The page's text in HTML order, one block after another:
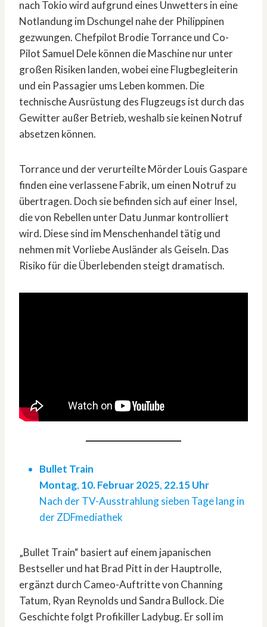
nach Tokio wird aufgrund eines Unwetters in eine
Notlandung im Dschungel nahe der Philippinen
gezwungen. Chefpilot Brodie Torrance und Co-
Pilot Samuel Dele können die Maschine nur unter
großen Risiken landen, wobei eine Flugbegleiterin
und ein Passagier ums Leben kommen. Die
technische Ausrüstung des Flugzeugs ist durch das
Gewitter außer Betrieb, weshalb sie keinen Notruf
absetzen können.
Torrance und der verurteilte Mörder Louis Gaspare
finden eine verlassene Fabrik, um einen Notruf zu
übertragen. Doch sie befinden sich auf einer Insel,
die von Rebellen unter Datu Junmar kontrolliert
wird. Diese sind im Menschenhandel tätig und
nehmen mit Vorliebe Ausländer als Geiseln. Das
Risiko für die Überlebenden steigt dramatisch.
Bullet Train
Montag, 10. Februar 2025, 22.15 Uhr
Nach der TV-Ausstrahlung sieben Tage lang in
der ZDFmediathek
„Bullet Train“ basiert auf einem japanischen
Bestseller und hat Brad Pitt in der Hauptrolle,
ergänzt durch Cameo-Auftritte von Channing
Tatum, Ryan Reynolds und Sandra Bullock. Die
Geschichte folgt Profikiller Ladybug. Er soll im